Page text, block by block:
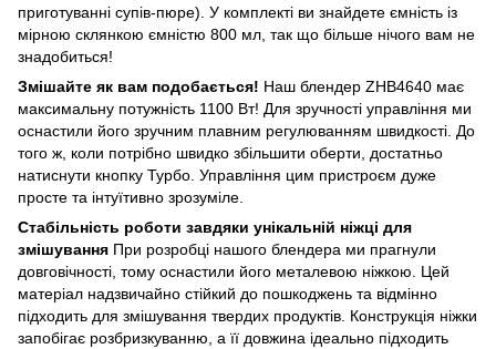
приготуванні супів-пюре). У комплекті ви знайдете ємність із
мірною склянкою ємністю 800 мл, так що більше нічого вам не
знадобиться!
Змішайте як вам подобається! Наш блендер ZHB4640 має
максимальну потужність 1100 Вт! Для зручності управління ми
оснастили його зручним плавним регулюванням швидкості. До
того ж, коли потрібно швидко збільшити оберти, достатньо
натиснути кнопку Турбо. Управління цим пристроєм дуже
просте та інтуїтивно зрозуміле.
Стабільність роботи завдяки унікальній ніжці для
змішування При розробці нашого блендера ми прагнули
довговічності, тому оснастили його металевою ніжкою. Цей
матеріал надзвичайно стійкий до пошкоджень та відмінно
підходить для змішування твердих продуктів. Конструкція ніжки
запобігає розбризкуванню, а її довжина ідеально підходить